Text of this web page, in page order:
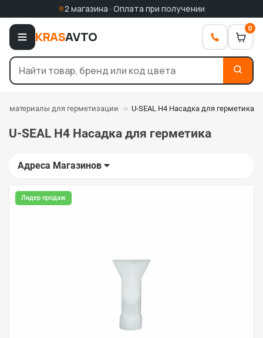
2 магазина · Оплата при получении
KRASAVTO
0
и материалы для герметизации U-SEAL H4 Насадка для герметика
U-SEAL H4 Насадка для герметика
Адреса Магазинов
Лидер продаж